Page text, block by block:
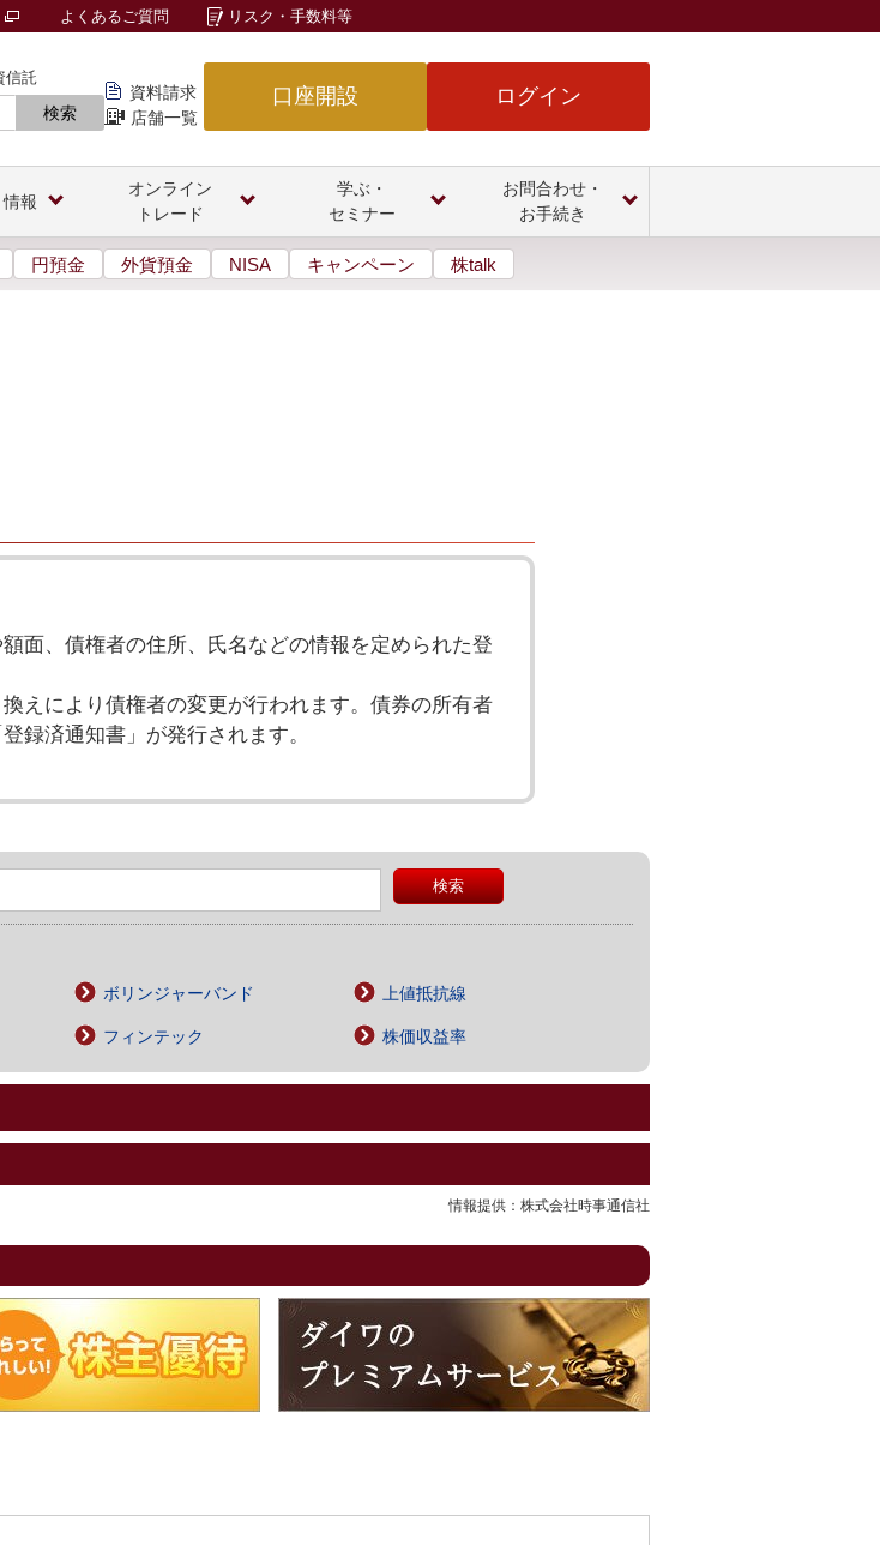
信託
検索
資料請求
店舗一覧
口座開設 ログイン
よくあるご質問 リスク・手数料等
報
オンライン
トレード
学ぶ・
セミナー
お問合わせ・
お手続き
円預金 外貨預金 NISA キャンペーン 株talk
面、債権者の住所、氏名などの情報を定められた登
えにより債権者の変更が行われます。債券の所有者
録済通知書」が発行されます。
ボリンジャーバンド 上値抵抗線
フィンテック 株価収益率
情報提供：株式会社時事通信社